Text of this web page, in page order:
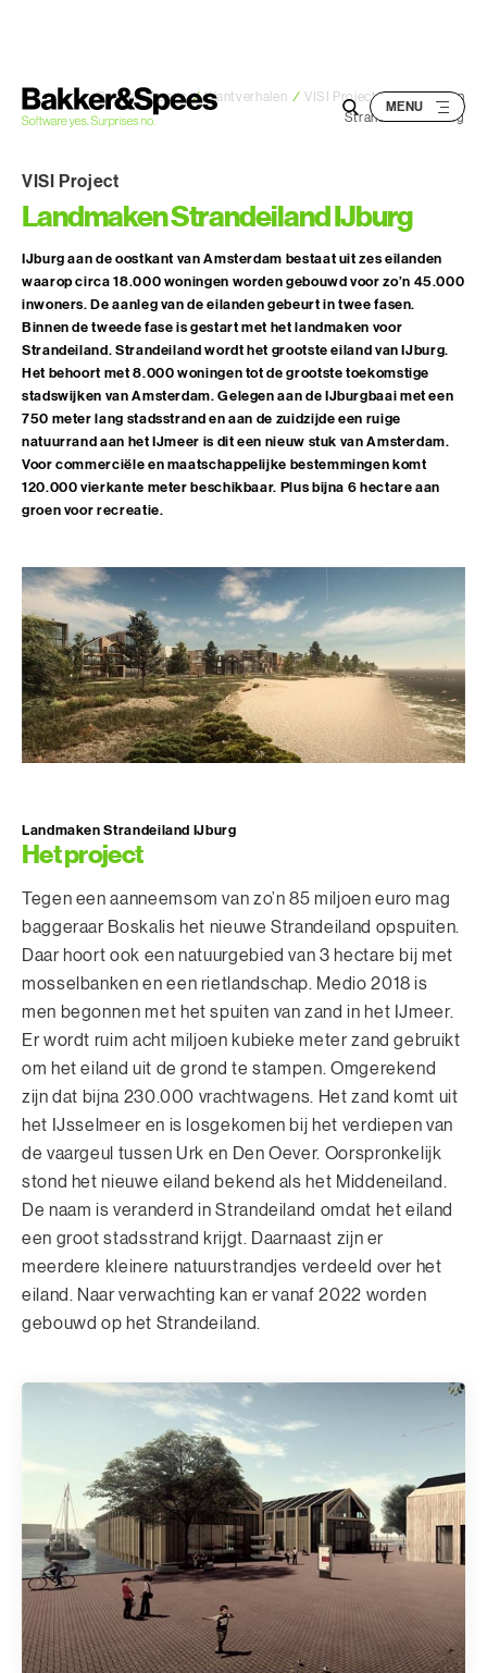
Bakker&Spees / Klantverhalen / VISI Project / Landmaken
Strandeiland IJburg
VISI Project
Landmaken Strandeiland IJburg
IJburg aan de oostkant van Amsterdam bestaat uit zes eilanden
waarop circa 18.000 woningen worden gebouwd voor zo’n 45.000
inwoners. De aanleg van de eilanden gebeurt in twee fasen.
Binnen de tweede fase is gestart met het landmaken voor
Strandeiland. Strandeiland wordt het grootste eiland van IJburg.
Het behoort met 8.000 woningen tot de grootste toekomstige
stadswijken van Amsterdam. Gelegen aan de IJburgbaai met een
750 meter lang stadsstrand en aan de zuidzijde een ruige
natuurrand aan het IJmeer is dit een nieuw stuk van Amsterdam.
Voor commerciële en maatschappelijke bestemmingen komt
120.000 vierkante meter beschikbaar. Plus bijna 6 hectare aan
groen voor recreatie.
Landmaken Strandeiland IJburg
Het project
Tegen een aanneemsom van zo’n 85 miljoen euro mag
baggeraar Boskalis het nieuwe Strandeiland opspuiten.
Daar hoort ook een natuurgebied van 3 hectare bij met
mosselbanken en een rietlandschap. Medio 2018 is
men begonnen met het spuiten van zand in het IJmeer.
Er wordt ruim acht miljoen kubieke meter zand gebruikt
om het eiland uit de grond te stampen. Omgerekend
zijn dat bijna 230.000 vrachtwagens. Het zand komt uit
het IJsselmeer en is losgekomen bij het verdiepen van
de vaargeul tussen Urk en Den Oever. Oorspronkelijk
stond het nieuwe eiland bekend als het Middeneiland.
De naam is veranderd in Strandeiland omdat het eiland
een groot stadsstrand krijgt. Daarnaast zijn er
meerdere kleinere natuurstrandjes verdeeld over het
eiland. Naar verwachting kan er vanaf 2022 worden
gebouwd op het Strandeiland.